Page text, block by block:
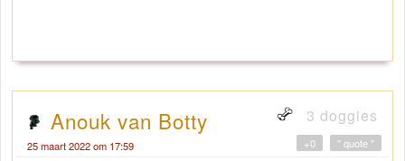
Anouk van Botty 3 doggies
25 maart 2022 om 17:59 " quote "
+0